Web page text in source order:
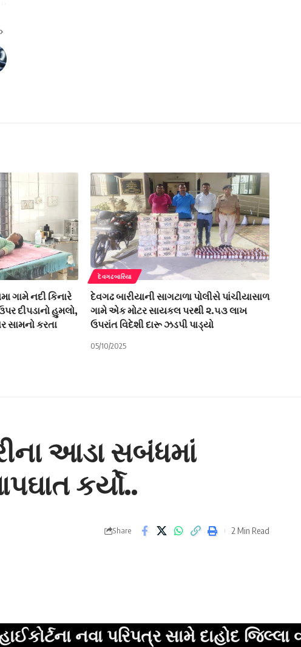
ગામે નદી કિનારે
દીપડાનો હુમલો,
સામનો કરતા
દેવગઢબારિયા
દેવગઢ બારીયાની સાગટાળા પોલીસે પાંચીયાસાળ
ગામે એક મોટર સાયકલ પરથી ૨.૫૩ લાખ
ઉપરાંત વિદેશી દારૂ ઝડપી પાડ્યો
05/10/2025
આડા સબંધમાં
કર્યો..
Share 2 Min Read
નવા પરિપત્ર સામે દાહોદ જિલ્લા વકીલ